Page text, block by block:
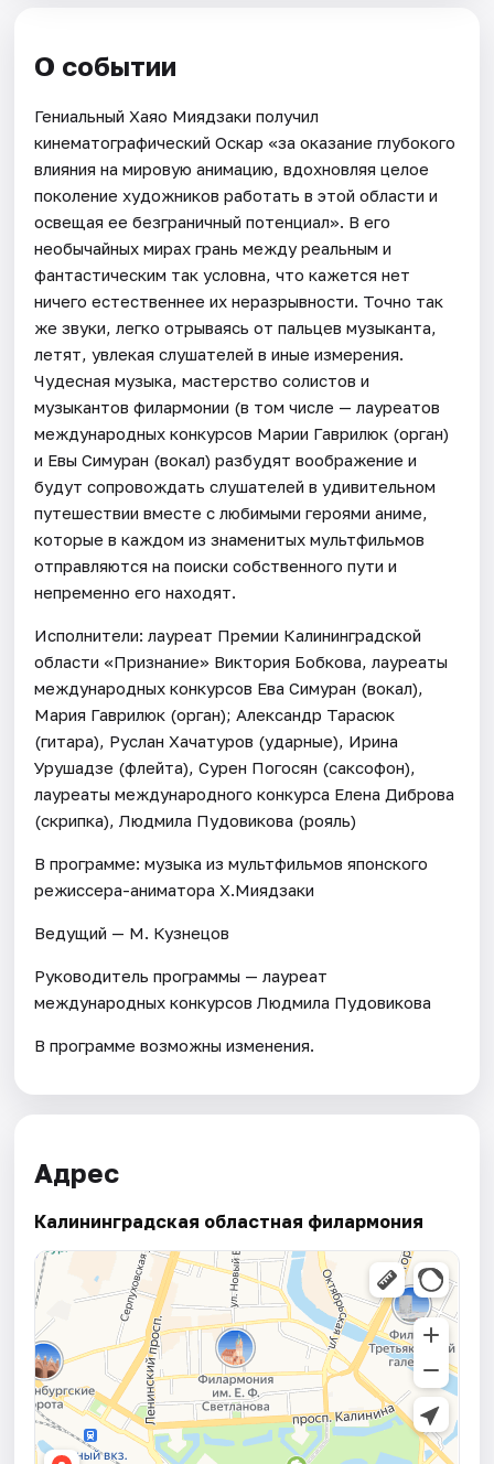
О событии
Гениальный Хаяо Миядзаки получил
кинематографический Оскар «за оказание глубокого
влияния на мировую анимацию, вдохновляя целое
поколение художников работать в этой области и
освещая ее безграничный потенциал». В его
необычайных мирах грань между реальным и
фантастическим так условна, что кажется нет
ничего естественнее их неразрывности. Точно так
же звуки, легко отрываясь от пальцев музыканта,
летят, увлекая слушателей в иные измерения.
Чудесная музыка, мастерство солистов и
музыкантов филармонии (в том числе — лауреатов
международных конкурсов Марии Гаврилюк (орган)
и Евы Симуран (вокал) разбудят воображение и
будут сопровождать слушателей в удивительном
путешествии вместе с любимыми героями аниме,
которые в каждом из знаменитых мультфильмов
отправляются на поиски собственного пути и
непременно его находят.
Исполнители: лауреат Премии Калининградской
области «Признание» Виктория Бобкова, лауреаты
международных конкурсов Ева Симуран (вокал),
Мария Гаврилюк (орган); Александр Тарасюк
(гитара), Руслан Хачатуров (ударные), Ирина
Урушадзе (флейта), Сурен Погосян (саксофон),
лауреаты международного конкурса Елена Диброва
(скрипка), Людмила Пудовикова (рояль)
В программе: музыка из мультфильмов японского
режиссера-аниматора Х.Миядзаки
Ведущий — М. Кузнецов
Руководитель программы — лауреат
международных конкурсов Людмила Пудовикова
В программе возможны изменения.
Адрес
Калининградская областная филармония